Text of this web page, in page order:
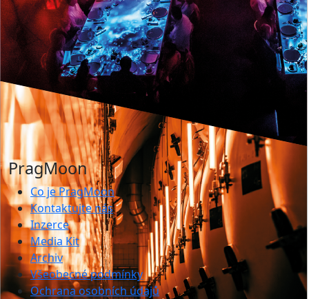
PragMoon
Co je PragMoon
Kontaktujte nás
Inzerce
Media Kit
Archiv
Všeobecné podmínky
Ochrana osobních údajů